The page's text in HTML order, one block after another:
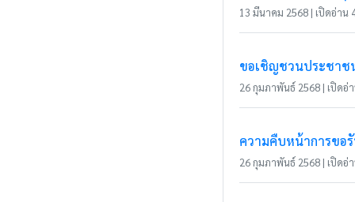
13 มีนาคม 2568 | เปิดอ่าน
ขอเชิญชวนประชาช
26 กุมภาพันธ์ 2568 | เปิดอ่
ความคืบหน้าการขอ
26 กุมภาพันธ์ 2568 | เปิดอ่